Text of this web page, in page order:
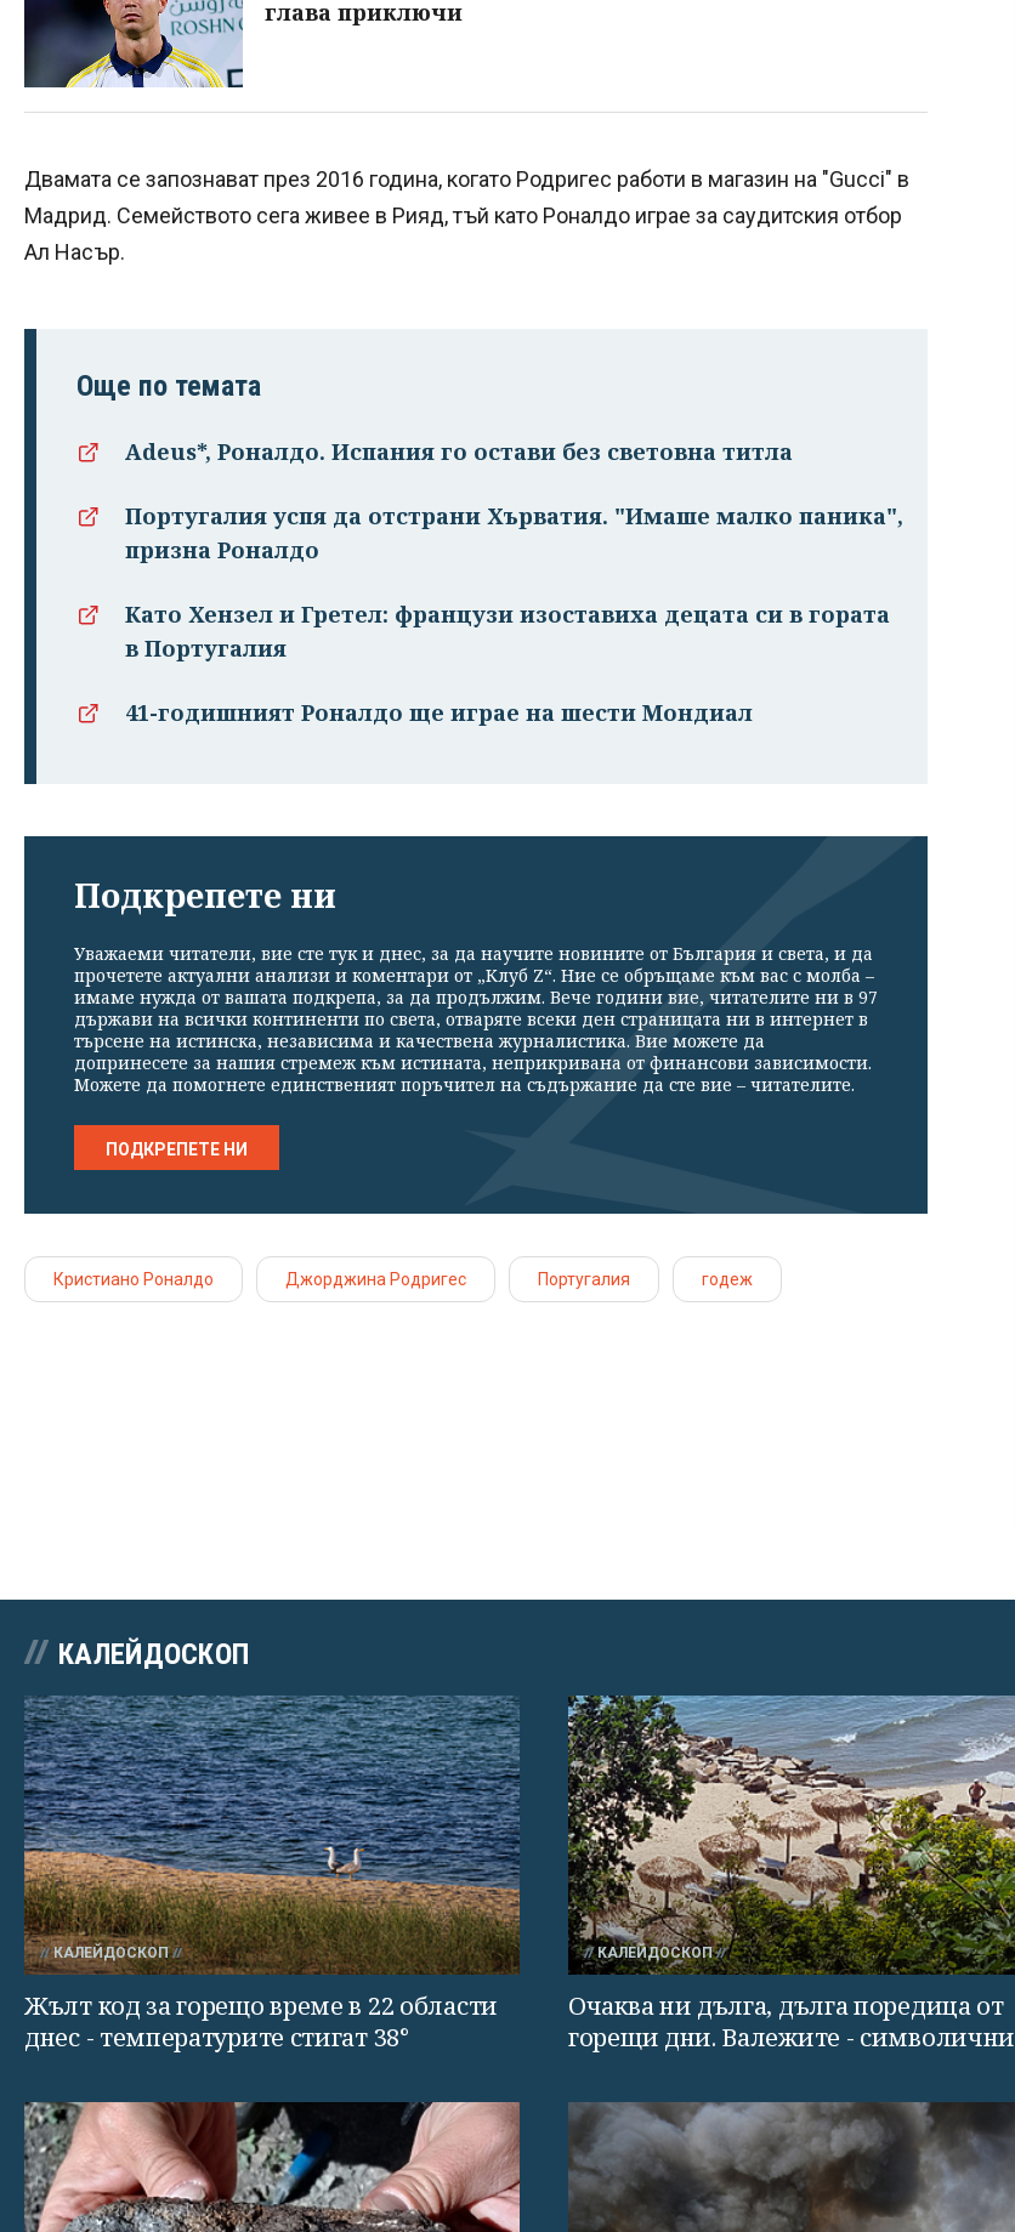
глава приключи
Двамата се запознават през 2016 година, когато Родригес работи в магазин на "Gucci" в
Мадрид. Семейството сега живее в Рияд, тъй като Роналдо играе за саудитския отбор
Ал Насър.
Още по темата
Adeus*, Роналдо. Испания го остави без световна титла
Португалия успя да отстрани Хърватия. "Имаше малко паника",
призна Роналдо
Като Хензел и Гретел: французи изоставиха децата си в гората
в Португалия
41-годишният Роналдо ще играе на шести Мондиал
Подкрепете ни
Уважаеми читатели, вие сте тук и днес, за да научите новините от България и света, и да
прочетете актуални анализи и коментари от „Клуб Z“. Ние се обръщаме към вас с молба –
имаме нужда от вашата подкрепа, за да продължим. Вече години вие, читателите ни в 97
държави на всички континенти по света, отваряте всеки ден страницата ни в интернет в
търсене на истинска, независима и качествена журналистика. Вие можете да
допринесете за нашия стремеж към истината, неприкривана от финансови зависимости.
Можете да помогнете единственият поръчител на съдържание да сте вие – читателите.
ПОДКРЕПЕТЕ НИ
Кристиано Роналдо Джорджина Родригес Португалия годеж
КАЛЕЙДОСКОП
КАЛЕЙДОСКОП
Жълт код за горещо време в 22 области
днес - температурите стигат 38°
КАЛЕЙДОСКОП
Очаква ни дълга, дълга поредица от
горещи дни. Валежите - символични